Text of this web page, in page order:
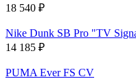
18 540 ₽
Nike Dunk SB Pro "TV
14 185 ₽
PUMA Ever FS CV